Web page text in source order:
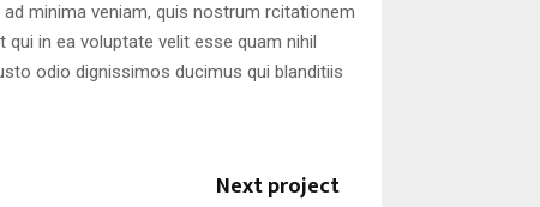
minima veniam, quis nostrum rcitationem
in ea voluptate velit esse quam nihil
odio dignissimos ducimus qui blanditiis
Next project